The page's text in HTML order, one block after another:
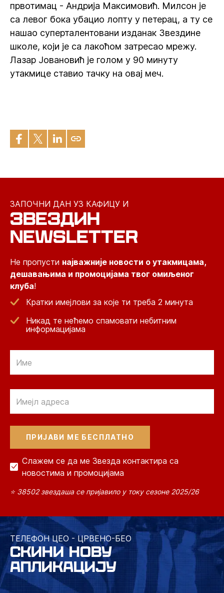
првотимац - Андрија Максимовић. Милсон је
са левог бока убацио лопту у петерац, а ту се
нашао суперталентовани изданак Звездине
школе, који је са лакоћом затресао мрежу.
Лазар Јовановић је голом у 90 минуту
утакмице ставио тачку на овај меч.
ЗАПОЧНИ ДАН УЗ КАФИЦУ И
ЗВЕЗДИН
NEWSLETTER
Не пропусти најважније новости о утакмицама,
дешавањима и промоцијама твог омиљеног
клуба!
Кратки имејлови за које ти треба 2 минута
Никад те нећемо спамовати небитним
информацијама
Слажем се да ме Звезда контактира са
новостима и промоцијама
⭐ 38502 звездаша се пријавило у току сезоне 2025/26
ТЕЛЕФОН ЦЕО - ЦРВЕНО-БЕО
СКИНИ НОВУ
АПЛИКАЦИЈУ